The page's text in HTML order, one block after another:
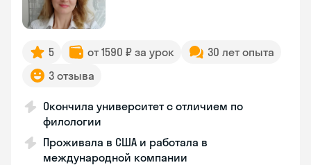
5 от 1590 ₽ за урок
30 лет опыта
3 отзыва
Окончила университет с отличием по
филологии
Проживала в США и работала в
международной компании